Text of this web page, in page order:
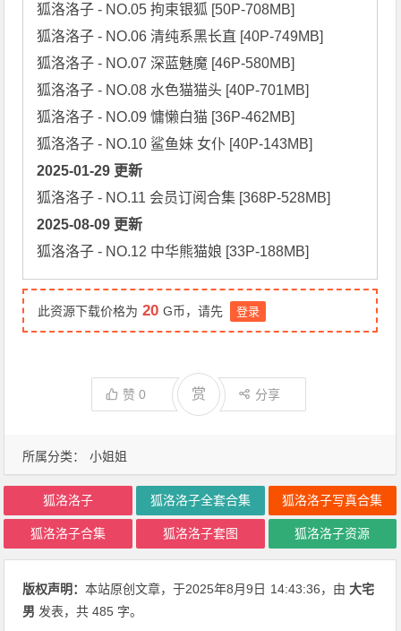
所属分类： 小姐姐
狐洛洛子 - NO.05 拘束银狐 [50P-708MB]
狐洛洛子 - NO.06 清纯系黑长直 [40P-749MB]
狐洛洛子 - NO.07 深蓝魅魔 [46P-580MB]
狐洛洛子 - NO.08 水色猫猫头 [40P-701MB]
狐洛洛子 - NO.09 慵懒白猫 [36P-462MB]
2025-01-29 更新
2025-08-09 更新
狐洛洛子 - NO.12 中华熊猫娘 [33P-188MB]
此资源下载价格为 20 G币，请先 登录
赞0 赏 分享
狐洛洛子 狐洛洛子全套合集 狐洛洛子写真合集
狐洛洛子合集 狐洛洛子套图 狐洛洛子资源
版权声明：本站原创文章，于2025年8月9日 14:43:36，由大宅
男 发表，共 485 字。